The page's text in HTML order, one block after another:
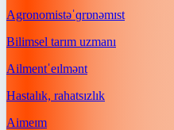
Agronomistəˈɡrɒnəmɪst
Bilimsel tarım uzmanı
Ailmentˈeɪlmənt
Hastalık, rahatsızlık
Aimeɪm